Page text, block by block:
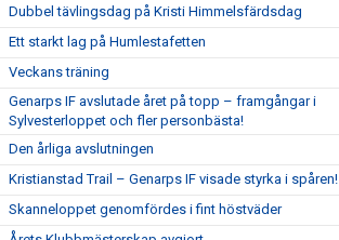
Dubbel tävlingsdag på Kristi Himmelsfärdsdag
Ett starkt lag på Humlestafetten
Veckans träning
Genarps IF avslutade året på topp – framgångar i
Sylvesterloppet och fler personbästa!
Den årliga avslutningen
Kristianstad Trail – Genarps IF visade styrka i spåren!
Skanneloppet genomfördes i fint höstväder